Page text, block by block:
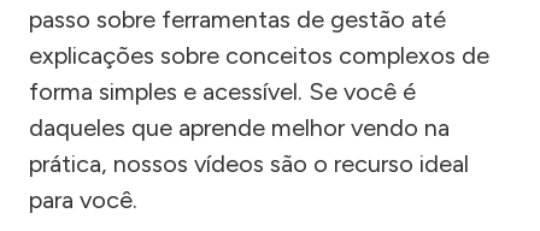
passo sobre ferramentas de gestão até
explicações sobre conceitos complexos de
forma simples e acessível. Se você é
daqueles que aprende melhor vendo na
prática, nossos vídeos são o recurso ideal
para você.